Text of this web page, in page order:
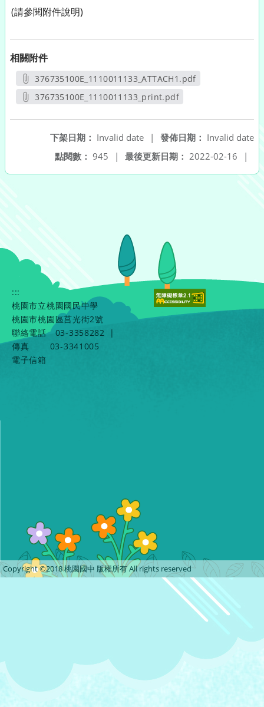
(請參閱附件說明)
相關附件
376735100E_1110011133_ATTACH1.pdf
另開新視窗
376735100E_1110011133_print.pdf
發佈日期： Invalid date
下架日期： Invalid date
|
最後更新日期： 2022-02-16 |
點閱數： 945 |
:::
桃園市立桃園國民中學
桃園市桃園區莒光街2號
聯絡電話
03-3358282
|
傳真
03-3341005
電子信箱
Copyright ©2018 桃園國中 版權所有 All rights reserved